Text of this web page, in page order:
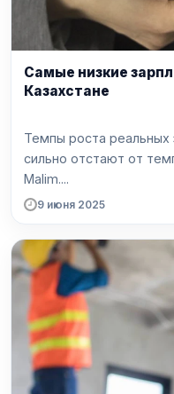
Самые низкие
Казахстане
Темпы роста реальных
сильно отстают от
Malim....
9 июня 2025